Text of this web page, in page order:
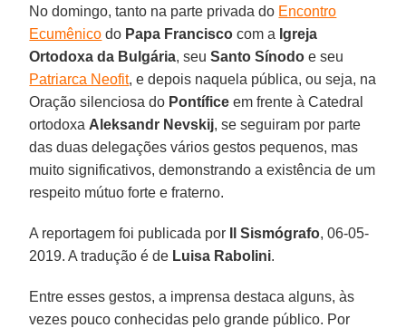
No domingo, tanto na parte privada do Encontro
Ecumênico do Papa Francisco com a Igreja
Ortodoxa da Bulgária, seuSanto Sínodo e seu
Patriarca Neofit, e depois naquela pública, ou seja, na
Oração silenciosa do Pontífice em frente à Catedral
ortodoxa Aleksandr Nevskij, se seguiram por parte
das duas delegações vários gestos pequenos, mas
muito significativos, demonstrando a existência de um
respeito mútuo forte e fraterno.
A reportagem foi publicada por Il Sismógrafo, 06-05-
2019. A tradução é de Luisa Rabolini.
Entre esses gestos, a imprensa destaca alguns, às
vezes pouco conhecidas pelo grande público. Por